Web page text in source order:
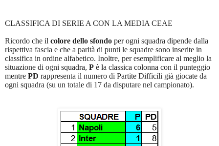
CLASSIFICA DI SERIE A CON LA MEDIA CEAE
Ricordo che il colore dello sfondo per ogni squadra dipende dalla
rispettiva fascia e che a parità di punti le squadre sono inserite in
classifica in ordine alfabetico. Inoltre, per esemplificare al meglio la
situazione di ogni squadra, P è la classica colonna con il punteggio
mentre PD rappresenta il numero di Partite Difficili già giocate da
ogni squadra (su un totale di 17 da disputare nel campionato).